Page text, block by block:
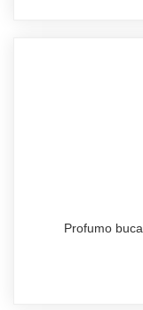
Profumo